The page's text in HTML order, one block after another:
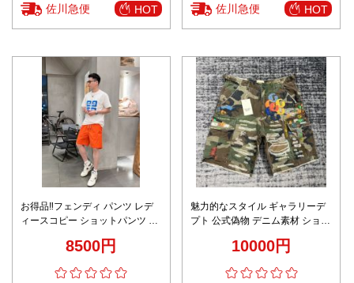
佐川急便 HOT 佐川急便 HOT
お得品‼フェンディ パンツ レデ
ィースコピー ショットパンツ カ
8500円
魅力的なスタイル ギャラリーデ
プト 公式偽物 デニム素材 ショッ
10000円